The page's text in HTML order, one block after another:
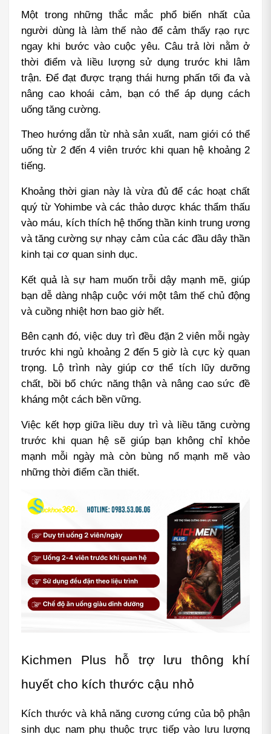
Một trong những thắc mắc phổ biến nhất của
người dùng là làm thế nào để cảm thấy rạo rực
ngay khi bước vào cuộc yêu. Câu trả lời nằm ở
thời điểm và liều lượng sử dụng trước khi lâm
trận. Để đạt được trạng thái hưng phấn tối đa và
nâng cao khoái cảm, bạn có thể áp dụng cách
uống tăng cường.
Theo hướng dẫn từ nhà sản xuất, nam giới có thể
uống từ 2 đến 4 viên trước khi quan hệ khoảng 2
tiếng.
Khoảng thời gian này là vừa đủ để các hoạt chất
quý từ Yohimbe và các thảo dược khác thẩm thấu
vào máu, kích thích hệ thống thần kinh trung ương
và tăng cường sự nhạy cảm của các đầu dây thần
kinh tại cơ quan sinh dục.
Kết quả là sự ham muốn trỗi dậy mạnh mẽ, giúp
bạn dễ dàng nhập cuộc với một tâm thế chủ động
và cuồng nhiệt hơn bao giờ hết.
Bên cạnh đó, việc duy trì đều đặn 2 viên mỗi ngày
trước khi ngủ khoảng 2 đến 5 giờ là cực kỳ quan
trọng. Lộ trình này giúp cơ thể tích lũy dưỡng
chất, bồi bổ chức năng thận và nâng cao sức đề
kháng một cách bền vững.
Việc kết hợp giữa liều duy trì và liều tăng cường
trước khi quan hệ sẽ giúp bạn không chỉ khỏe
mạnh mỗi ngày mà còn bùng nổ mạnh mẽ vào
những thời điểm cần thiết.
Kichmen Plus hỗ trợ lưu thông khí
huyết cho kích thước cậu nhỏ
Kích thước và khả năng cương cứng của bộ phận
sinh dục nam phụ thuộc trực tiếp vào lưu lượng